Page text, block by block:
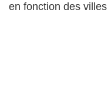
en fonction des villes